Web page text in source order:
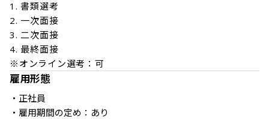
1. 書類選考
2. 一次面接
3. 二次面接
4. 最終面接
※オンライン選考：可
雇用形態
・正社員
・雇用期間の定め：あり